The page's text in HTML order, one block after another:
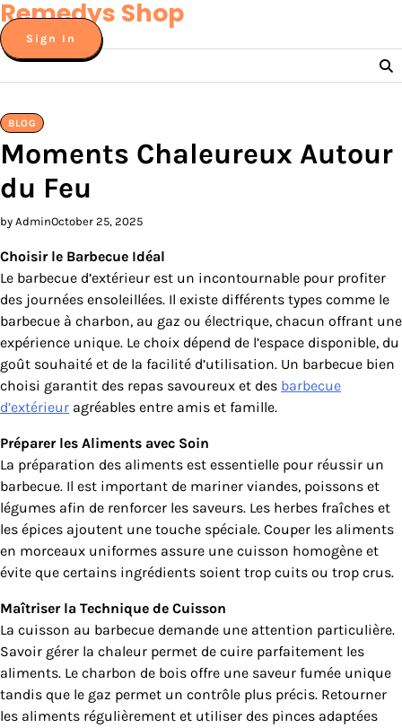
Skip
to
content
Remedys Shop
Sign In
BLOG
Moments Chaleureux Autour
du Feu
by AdminOctober 25, 2025
Choisir le Barbecue Idéal
Le barbecue d’extérieur est un incontournable pour profiter
des journées ensoleillées. Il existe différents types comme le
barbecue à charbon, au gaz ou électrique, chacun offrant une
expérience unique. Le choix dépend de l’espace disponible, du
goût souhaité et de la facilité d’utilisation. Un barbecue bien
choisi garantit des repas savoureux et des barbecue
d’extérieur agréables entre amis et famille.
Préparer les Aliments avec Soin
La préparation des aliments est essentielle pour réussir un
barbecue. Il est important de mariner viandes, poissons et
légumes afin de renforcer les saveurs. Les herbes fraîches et
les épices ajoutent une touche spéciale. Couper les aliments
en morceaux uniformes assure une cuisson homogène et
évite que certains ingrédients soient trop cuits ou trop crus.
Maîtriser la Technique de Cuisson
La cuisson au barbecue demande une attention particulière.
Savoir gérer la chaleur permet de cuire parfaitement les
aliments. Le charbon de bois offre une saveur fumée unique
tandis que le gaz permet un contrôle plus précis. Retourner
les aliments régulièrement et utiliser des pinces adaptées